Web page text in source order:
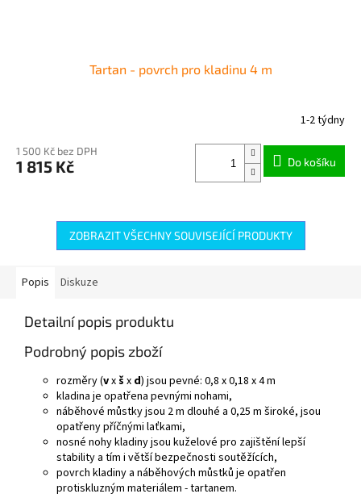
Tartan - povrch pro kladinu 4 m
1-2 týdny
1 500 Kč bez DPH
1 815 Kč Do košíku
ZOBRAZIT VŠECHNY SOUVISEJÍCÍ PRODUKTY
Popis Diskuze
Detailní popis produktu
Podrobný popis zboží
rozměry (vxš x d) jsou pevné: 0,8 x 0,18 x 4 m
kladina je opatřena pevnými nohami,
náběhové můstky jsou 2 m dlouhé a 0,25 m široké, jsou
opatřeny příčnými laťkami,
nosné nohy kladiny jsou kuželové pro zajištění lepší
stability a tím i větší bezpečnosti soutěžících,
povrch kladiny a náběhových můstků je opatřen
protiskluzným materiálem - tartanem.